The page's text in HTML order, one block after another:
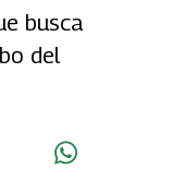
busca
del